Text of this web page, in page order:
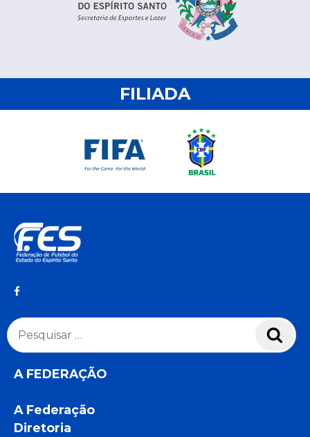
FILIADA
Pesquisar
por:
A FEDERAÇÃO
A Federação
Diretoria